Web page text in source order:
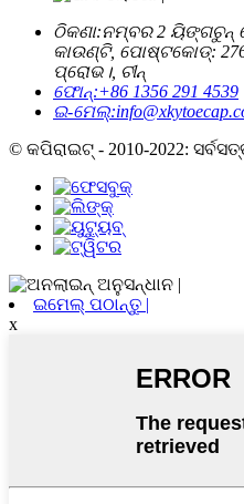
ଠିକଣା:ନମ୍ବର 2 ୟିଙ୍ଗଚୁନ୍
କାଉଣ୍ଟି, ପୋଷ୍ଟକୋଡ୍:
ପ୍ରୋଭ।, ଚୀନ୍
ଫୋନ୍:+86 1356 291 4539
ଇ-ମେଲ୍:
© କପିରାଇଟ୍ - 2010-2022:
ଇମେଲ୍ ପଠାନ୍ତୁ |
x